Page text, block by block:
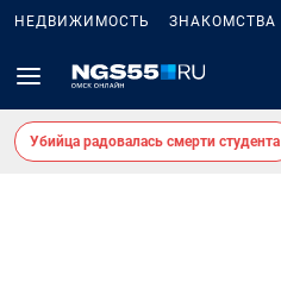
НЕДВИЖИМОСТЬ ЗНАКОМСТВА
Убийца радовалась смерти студента